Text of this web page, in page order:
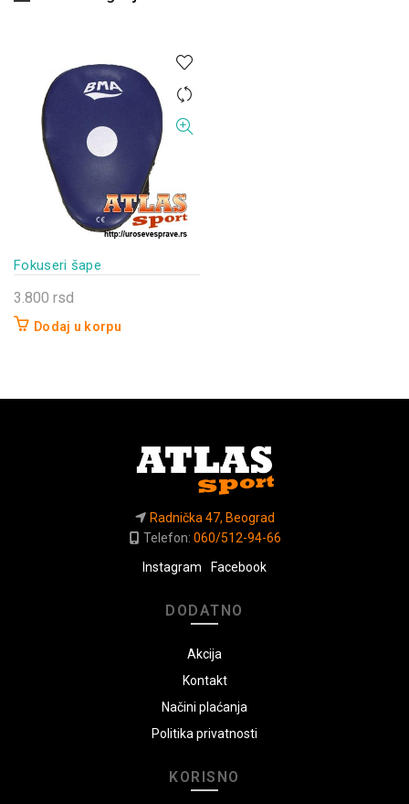
Fokuseri šape
3.800 rsd
Dodaj u korpu
Radnička 47, Beograd
Telefon: 060/512-94-66
Instagram
Facebook
DODATNO
Akcija
Kontakt
Načini plaćanja
Politika privatnosti
KORISNO